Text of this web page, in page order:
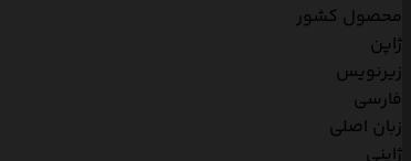
محصول کشور
ژاپن
زیرنویس
فارسی
زبان اصلی
ژاپنی